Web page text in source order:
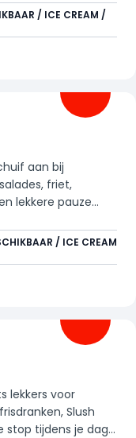
ijsje of
de volgende
en
/ ICE CREAM /
aan bij
friet,
lekkere pauze
/ ICE CREAM
lekkers voor
Slush
stop tijdens je dag